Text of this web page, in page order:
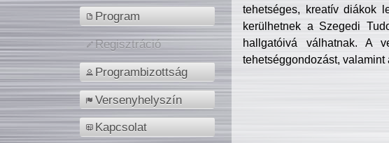
Program
Regisztráció
Programbizottság
Versenyhelyszín
Kapcsolat
tehetséges, kreatív diákok
kerülhetnek a Szegedi
hallgatóivá válhatnak. A
tehetséggondozást,